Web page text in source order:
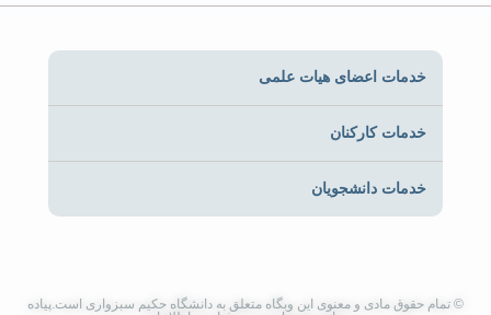
خدمات اعضای هیات علمی
خدمات کارکنان
خدمات دانشجویان
© تمام حقوق مادی و معنوی این وبگاه متعلق به دانشگاه حکیم سبزواری است.پیاده